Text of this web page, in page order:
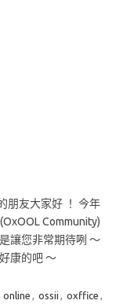
朋友大家好 ！ 今年
Community)
讓您非常期待咧 ～
康的吧 ～
online , ossii , oxffice ,